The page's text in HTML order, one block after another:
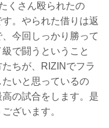
くさん殴られたの
。やられた借りは返
今回しっかり勝って
で闘うということ
ちが、RIZINでフラ
いと思っているの
の試合をします。是
ざいます。